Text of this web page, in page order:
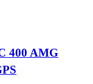
400 AMG